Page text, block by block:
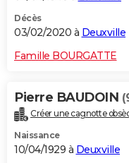
Décès
03/02/2020 à Deuxville
Famille BOURGATTE
Pierre BAUDOIN
Créer une cagnotte
Naissance
10/04/1929 à Deuxville